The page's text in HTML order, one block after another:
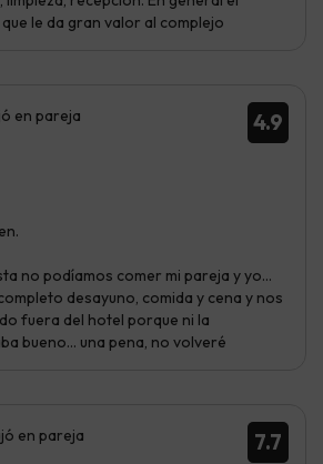
que le da gran valor al complejo
4.9
en pareja
no podíamos comer mi pareja y yo…
desayuno, comida y cena y nos
fuera del hotel porque ni la
bueno… una pena, no volveré
7.7
en pareja